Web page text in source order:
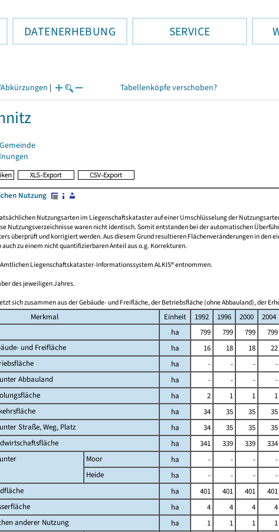
DATENERHEBUNG SERVICE
| Tabellenköpfe verschoben?
Nutzung
Nutzungsarten im Liegenschaftskataster auf einer Umschlüsselung der
Nutzungsverzeichnisse waren nicht identisch. Somit entstanden bei der automatischen
überprüft und korrigiert werden. Aus diesem Grund resultieren Flächenveränderungen in den
zu einem nicht quantifizierbaren Anteil aus o.g. Korrekturen.
Liegenschaftskataster-Informationssystem ALKIS® entnommen.
des jeweiligen Jahres.
sich zusammen aus der Gebäude- und Freifläche, der Betriebsfläche (ohne Abbauland), der
Merkmal Einheit 1992 1996 2000 2004
ha 799 799 799 799
und Freifläche ha 16 18 18 22
ha - - - -
Abbauland
ha - - - -
ha 2 1 1 1
ha 34 35 35 35
Straße, Weg, Platz
ha 34 35 35 35
ha 341 339 339 334
Moor ha - - - -
Heide
ha - - - -
ha 401 401 401 401
ha 4 4 4 4
anderer Nutzung
ha 1 1 1 1